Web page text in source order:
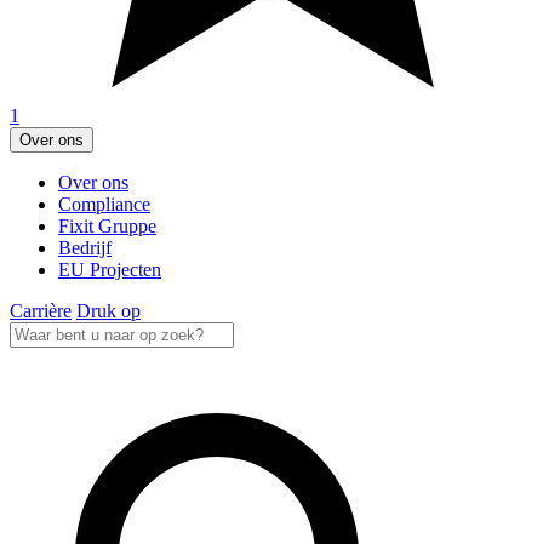
1
Over ons
Over ons
Compliance
Fixit Gruppe
Bedrijf
EU Projecten
Carrière Druk op